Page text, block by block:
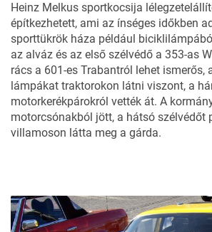
Heinz Melkus sportkocsija
építkezhetett, ami az ínséges időkben
sporttükrök háza például
az alváz és az első szélvédő a 353-as
rács a 601-es Trabantról lehet ismerős,
lámpákat traktorokon látni viszont, a
motorkerékpárokról vették át. A
motorcsónakból jött, a hátsó szélvédőt
villamoson látta meg a gárda.